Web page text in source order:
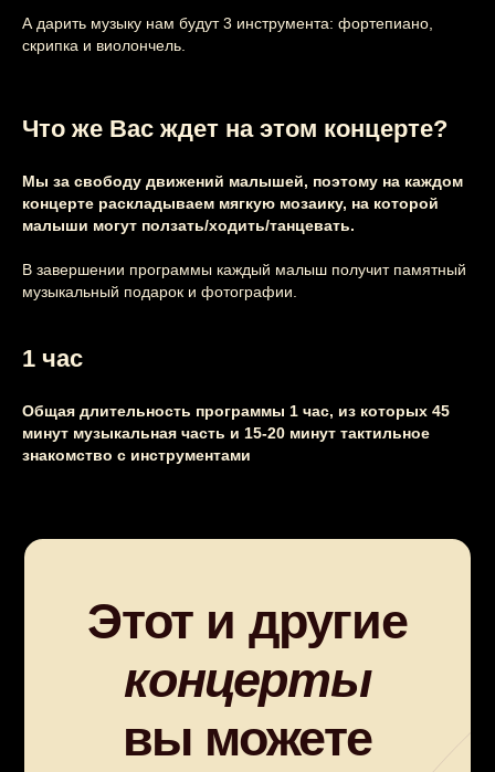
А дарить музыку нам будут 3 инструмента: фортепиано,
скрипка и виолончель.
Что же Вас ждет на этом концерте?
Мы за свободу движений малышей, поэтому на каждом
концерте раскладываем мягкую мозаику, на которой
малыши могут ползать/ходить/танцевать.
В завершении программы каждый малыш получит памятный
музыкальный подарок и фотографии.
1 час
Общая длительность программы 1 час, из которых 45
минут музыкальная часть и 15-20 минут тактильное
знакомство с инструментами
Этот и другие
вы можете
заказатьна свой
праздник
Узнайте подробнее